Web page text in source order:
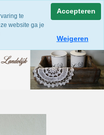
te
website ga je
Accepteren
Weigeren